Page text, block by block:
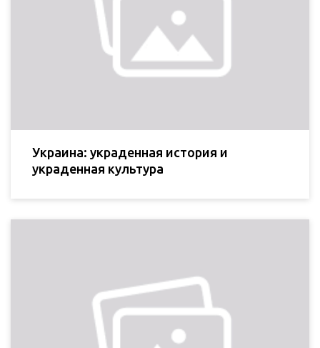
Украина: украденная история и
украденная культура